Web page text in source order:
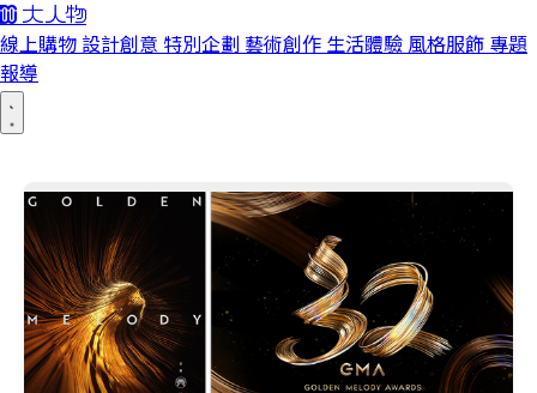
線上購物 設計創意 特別企劃 藝術創作 生活體驗 風格服飾 專題
報導